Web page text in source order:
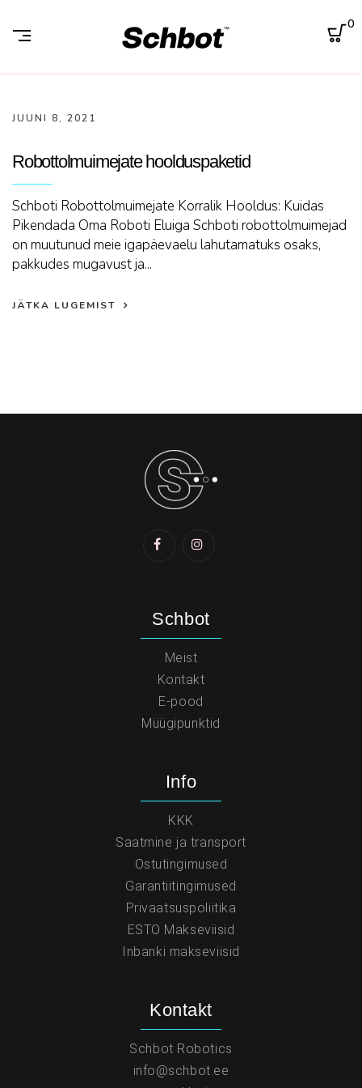
0
JUUNI 8, 2021
Robottolmuimejate hoolduspaketid
Schboti Robottolmuimejate Korralik Hooldus: Kuidas
Pikendada Oma Roboti Eluiga Schboti robottolmuimejad
on muutunud meie igapäevaelu lahutamatuks osaks,
pakkudes mugavust ja...
JÄTKA LUGEMIST
Schbot
Meist
Kontakt
E-pood
Müügipunktid
Info
KKK
Saatmine ja transport
Ostutingimused
Garantiitingimused
Privaatsuspoliitika
ESTO Makseviisid
Inbanki makseviisid
Kontakt
Schbot Robotics
info@schbot.ee